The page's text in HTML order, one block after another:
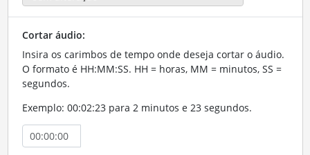
Cortar áudio:
Insira os carimbos de tempo onde deseja cortar o áudio.
O formato é HH:MM:SS. HH = horas, MM = minutos, SS =
segundos.
Exemplo: 00:02:23 para 2 minutos e 23 segundos.